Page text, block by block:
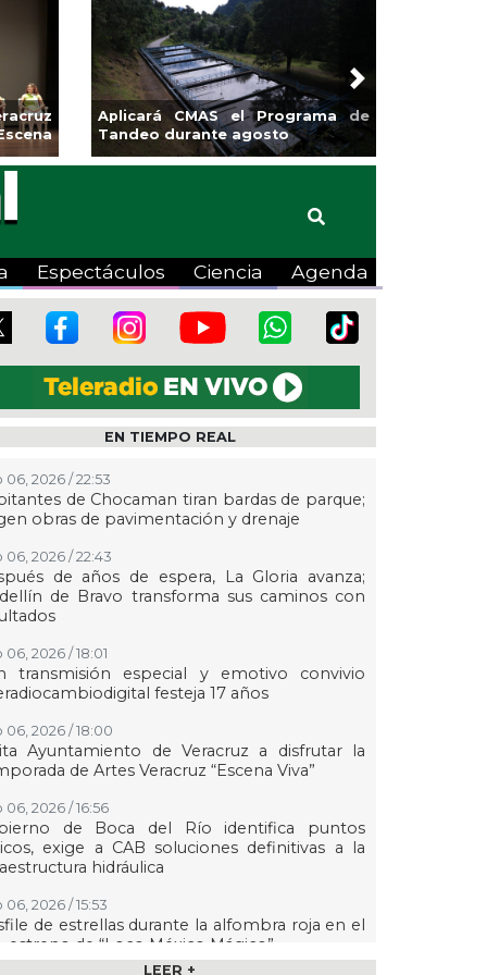
la
Continúa Coatza Vive el Verano
2026 con cine, actividades
lúdicas y expo
Next
Espectáculos Ciencia Agenda
EN TIEMPO REAL
06, 2026 / 22:53
de Chocaman tiran bardas de parque;
obras de pavimentación y drenaje
06, 2026 / 22:43
de años de espera, La Gloria avanza;
de Bravo transforma sus caminos con
06, 2026 / 18:01
transmisión especial y emotivo convivio
festeja 17 años
06, 2026 / 18:00
Ayuntamiento de Veracruz a disfrutar la
de Artes Veracruz “Escena Viva”
06, 2026 / 16:56
de Boca del Río identifica puntos
exige a CAB soluciones definitivas a la
hidráulica
06, 2026 / 15:53
de estrellas durante la alfombra roja en el
estreno de “Loco México Mágico”
LEER +